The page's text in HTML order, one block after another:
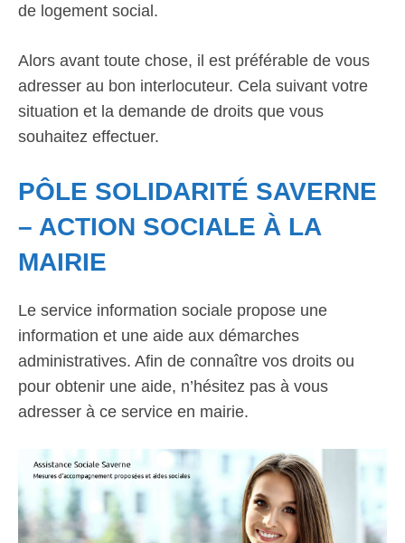
de logement social.
Alors avant toute chose, il est préférable de vous
adresser au bon interlocuteur. Cela suivant votre
situation et la demande de droits que vous
souhaitez effectuer.
PÔLE SOLIDARITÉ SAVERNE
– ACTION SOCIALE À LA
MAIRIE
Le service information sociale propose une
information et une aide aux démarches
administratives. Afin de connaître vos droits ou
pour obtenir une aide, n’hésitez pas à vous
adresser à ce service en mairie.